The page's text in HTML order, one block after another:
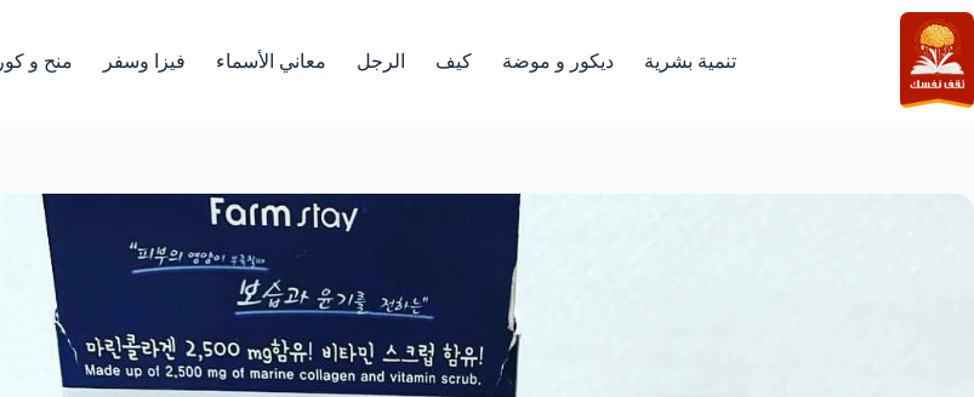
التجاوز
إلى
المحتوى
تنمية بشرية ديكور و موضة كيف الرجل معاني الأسماء فيزا وسفر منح و